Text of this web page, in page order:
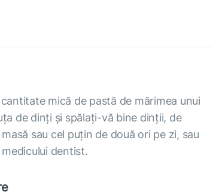
mică de pastă de mărimea unui
de dinți și spălați-vă bine dinții, de
sau cel puțin de două ori pe zi, sau
dentist.